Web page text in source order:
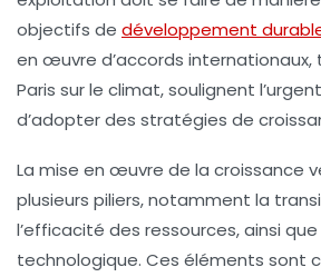
objectifs de développement
en œuvre d’accords internationaux,
Paris sur le climat, soulignent
d’adopter des stratégies de
La mise en œuvre de la croissance
plusieurs piliers, notamment la
l’efficacité des ressources, ainsi que
technologique. Ces éléments sont